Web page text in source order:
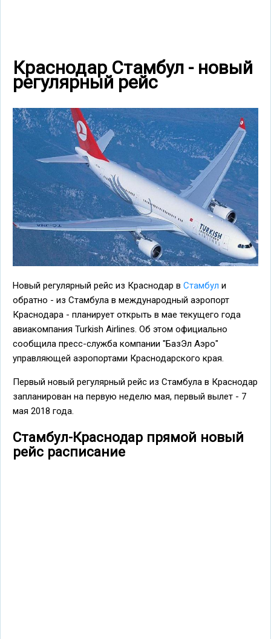
Краснодар Стамбул - новый
регулярный рейс
Новый регулярный рейс из Краснодар в Стамбул и
обратно - из Стамбула в международный аэропорт
Краснодара - планирует открыть в мае текущего года
авиакомпания Turkish Airlines. Об этом официально
сообщила пресс-служба компании "БазЭл Аэро"
управляющей аэропортами Краснодарского края.
Первый новый регулярный рейс из Стамбула в Краснодар
запланирован на первую неделю мая, первый вылет - 7
мая 2018 года.
Стамбул-Краснодар прямой новый
рейс расписание